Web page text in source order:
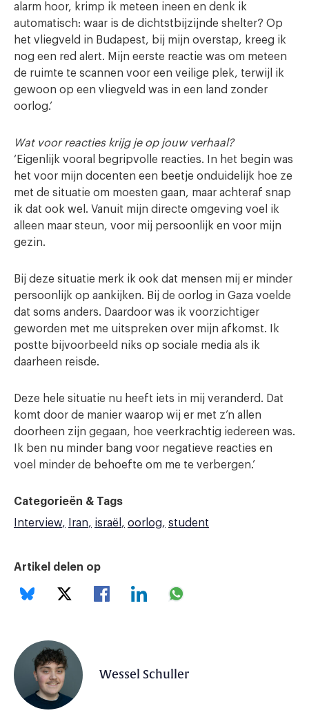
alarm hoor, krimp ik meteen ineen en denk ik
automatisch: waar is de dichtstbijzijnde shelter? Op
het vliegveld in Budapest, bij mijn overstap, kreeg ik
nog een red alert. Mijn eerste reactie was om meteen
de ruimte te scannen voor een veilige plek, terwijl ik
gewoon op een vliegveld was in een land zonder
oorlog.’
Wat voor reacties krijg je op jouw verhaal?
‘Eigenlijk vooral begripvolle reacties. In het begin was
het voor mijn docenten een beetje onduidelijk hoe ze
met de situatie om moesten gaan, maar achteraf snap
ik dat ook wel. Vanuit mijn directe omgeving voel ik
alleen maar steun, voor mij persoonlijk en voor mijn
gezin.
Bij deze situatie merk ik ook dat mensen mij er minder
persoonlijk op aankijken. Bij de oorlog in Gaza voelde
dat soms anders. Daardoor was ik voorzichtiger
geworden met me uitspreken over mijn afkomst. Ik
postte bijvoorbeeld niks op sociale media als ik
daarheen reisde.
Deze hele situatie nu heeft iets in mij veranderd. Dat
komt door de manier waarop wij er met z’n allen
doorheen zijn gegaan, hoe veerkrachtig iedereen was.
Ik ben nu minder bang voor negatieve reacties en
voel minder de behoefte om me te verbergen.’
Categorieën & Tags
Interview
Iran israël oorlog student
Artikel delen op
Wessel Schuller